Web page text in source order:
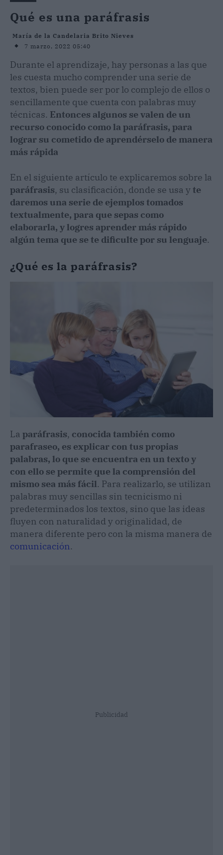
Qué es una paráfrasis
María de la Candelaria Brito Nieves
7 marzo, 2022 05:40
Durante el aprendizaje, hay personas a las que
les cuesta mucho comprender una serie de
textos, bien puede ser por lo complejo de ellos o
sencillamente que cuenta con palabras muy
técnicas. Entonces algunos se valen de un
recurso conocido como la paráfrasis, para
lograr su cometido de aprendérselo de manera
más rápida
En el siguiente artículo te explicaremos sobre la
paráfrasis, su clasificación, donde se usa yte
daremos una serie de ejemplos tomados
textualmente, para que sepas como
elaborarla, y logres aprender más rápido
algún tema que se te dificulte por su lenguaje.
¿Qué es la paráfrasis?
La paráfrasis, conocida también como
parafraseo, es explicar con tus propias
palabras, lo que se encuentra en un texto y
con ello se permite que la comprensión del
mismo sea más fácil. Para realizarlo, se utilizan
palabras muy sencillas sin tecnicismo ni
predeterminados los textos, sino que las ideas
fluyen con naturalidad y originalidad, de
manera diferente pero con la misma manera de
comunicación.
Publicidad